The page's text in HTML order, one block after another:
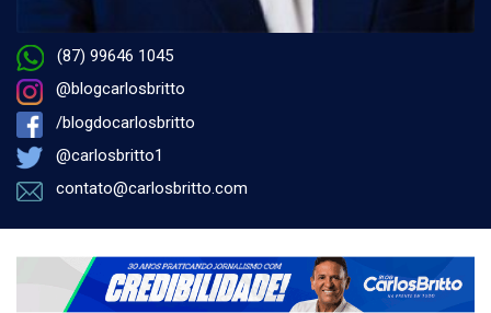
(87) 99646 1045
@blogcarlosbritto
/blogdocarlosbritto
@carlosbritto1
contato@carlosbritto.com